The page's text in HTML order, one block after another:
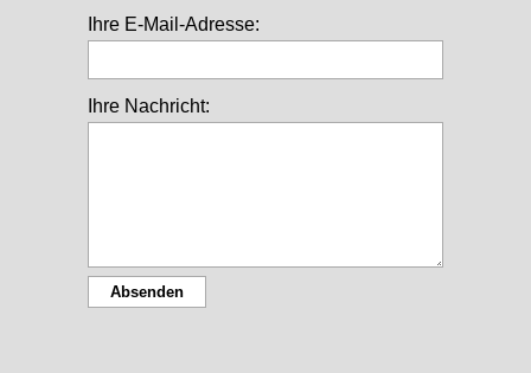
Ihre E-Mail-Adresse:
Ihre Nachricht: